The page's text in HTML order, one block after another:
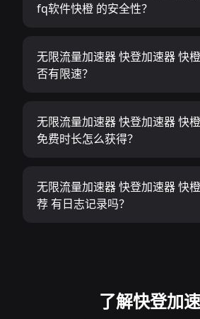
fq软件快橙 的安全性？
无限流量加速器 快登加速器 快
否有限速？
无限流量加速器 快登加速器 快
免费时长怎么获得？
无限流量加速器 快登加速器 快
荐 有日志记录吗？
了解快登加